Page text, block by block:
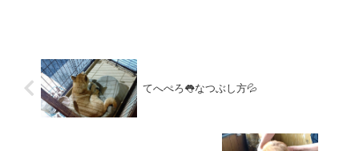
てへぺろ👅なつぶし方💦